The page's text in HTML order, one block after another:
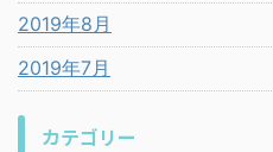
2019年8月
2019年7月
カテゴリー